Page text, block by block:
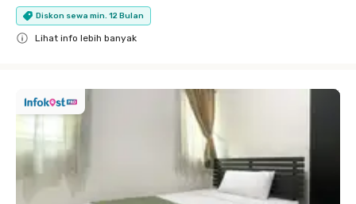
Diskon sewa min. 12 Bulan
Lihat info lebih banyak